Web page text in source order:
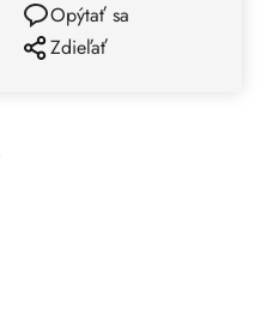
Opýtať sa
Zdieľať